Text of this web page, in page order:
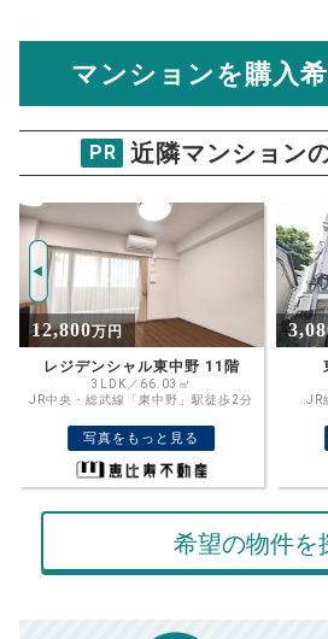
計算できます。
物件価格
ご希望の
返済期間
住宅ローン
金利
ボーナス
返済金額
から売却にかかる諸経費が自動で
金額がわかります。
サンテミリオン新中野
試算条件 33㎡・4階
推定売却価格： 3502
資金計画のために査定
格を入力して活用する
売却価格
計算する
マンションを購入
PR 近隣マンション
3,080万円
東中野第2マンション
1LDK／41.64㎡
JR総武線「東中野」駅徒歩5分
写真をもっと見る
東京メ
希望の物件を